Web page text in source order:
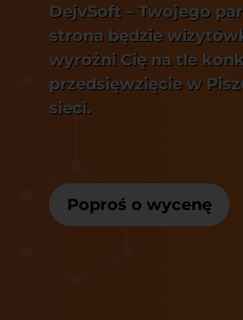
DejvSoft – Twojego
strona będzie
wyróżni Cię na tle
przedsięwzięcie w
sieci.
Poproś o wycenę